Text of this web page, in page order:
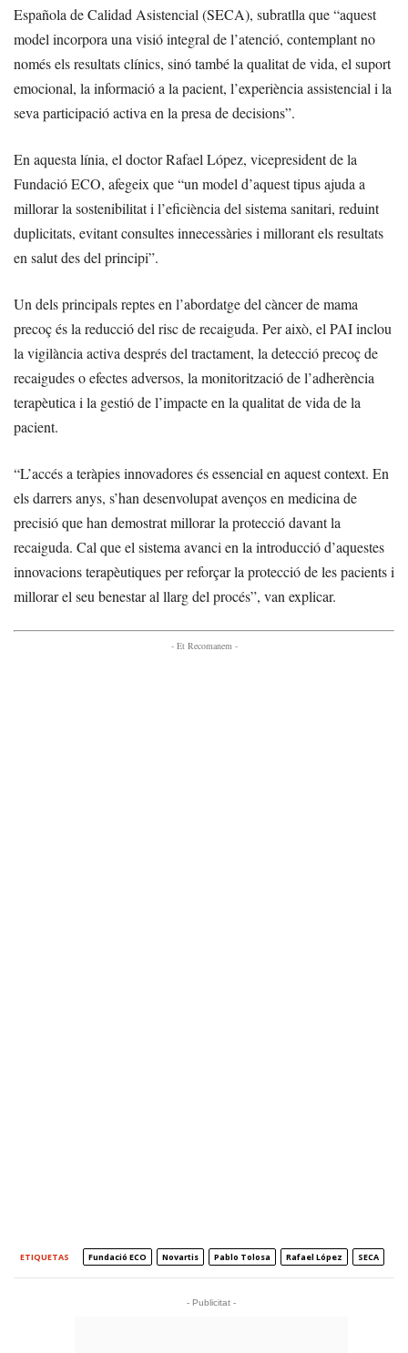
Española de Calidad Asistencial (SECA), subratlla que “aquest
model incorpora una visió integral de l’atenció, contemplant no
només els resultats clínics, sinó també la qualitat de vida, el suport
emocional, la informació a la pacient, l’experiència assistencial i la
seva participació activa en la presa de decisions”.
En aquesta línia, el doctor Rafael López, vicepresident de la
Fundació ECO, afegeix que “un model d’aquest tipus ajuda a
millorar la sostenibilitat i l’eficiència del sistema sanitari, reduint
duplicitats, evitant consultes innecessàries i millorant els resultats
en salut des del principi”.
Un dels principals reptes en l’abordatge del càncer de mama
precoç és la reducció del risc de recaiguda. Per això, el PAI inclou
la vigilància activa després del tractament, la detecció precoç de
recaigudes o efectes adversos, la monitorització de l’adherència
terapèutica i la gestió de l’impacte en la qualitat de vida de la
pacient.
“L’accés a teràpies innovadores és essencial en aquest context. En
els darrers anys, s’han desenvolupat avenços en medicina de
precisió que han demostrat millorar la protecció davant la
recaiguda. Cal que el sistema avanci en la introducció d’aquestes
innovacions terapèutiques per reforçar la protecció de les pacients i
millorar el seu benestar al llarg del procés”, van explicar.
- Et Recomanem -
ETIQUETAS Fundació ECO Novartis Pablo Tolosa Rafael López SECA
- Publicitat -